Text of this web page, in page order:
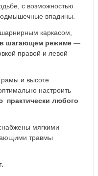
с возможностью
впадины.
каркасом,
в шагающем режиме—
правой и левой
рамы и высоте
настроить
практически любого
мягкими
травмы